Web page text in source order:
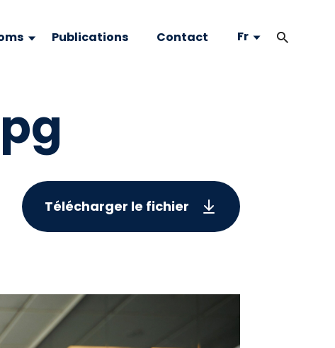
Publications Contact Fr
Télécharger le fichier